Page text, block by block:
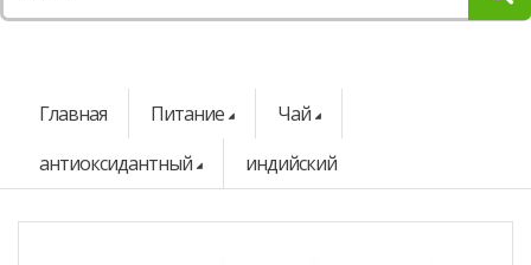
Главная Питание
Чай
антиоксидантный
индийский